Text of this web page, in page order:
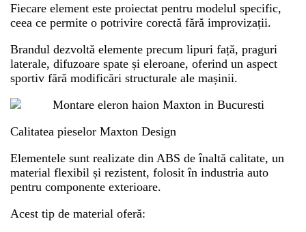
Fiecare element este proiectat pentru modelul specific,
ceea ce permite o potrivire corectă fără improvizații.
Brandul dezvoltă elemente precum lipuri față, praguri
laterale, difuzoare spate și eleroane, oferind un aspect
sportiv fără modificări structurale ale mașinii.
Calitatea pieselor Maxton Design
Elementele sunt realizate din ABS de înaltă calitate, un
material flexibil și rezistent, folosit în industria auto
pentru componente exterioare.
Acest tip de material oferă: